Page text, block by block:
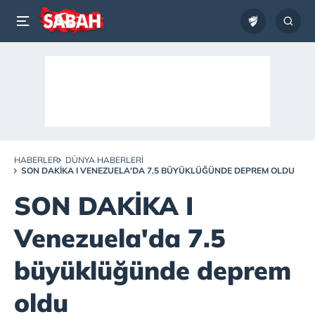
HABERLER
DÜNYA HABERLERI
SON DAKİKA I VENEZUELA'DA 7.5 BÜYÜKLÜĞÜNDE DEPREM OLDU
SON DAKİKA I
Venezuela'da 7.5
büyüklüğünde deprem
oldu